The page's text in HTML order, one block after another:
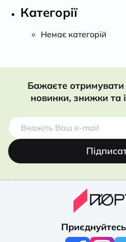
Категорії
Немає категорій
Бажаєте
новинки, знижки та